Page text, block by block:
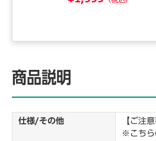
商品説明
仕様/その他
【ご注意
※こちら